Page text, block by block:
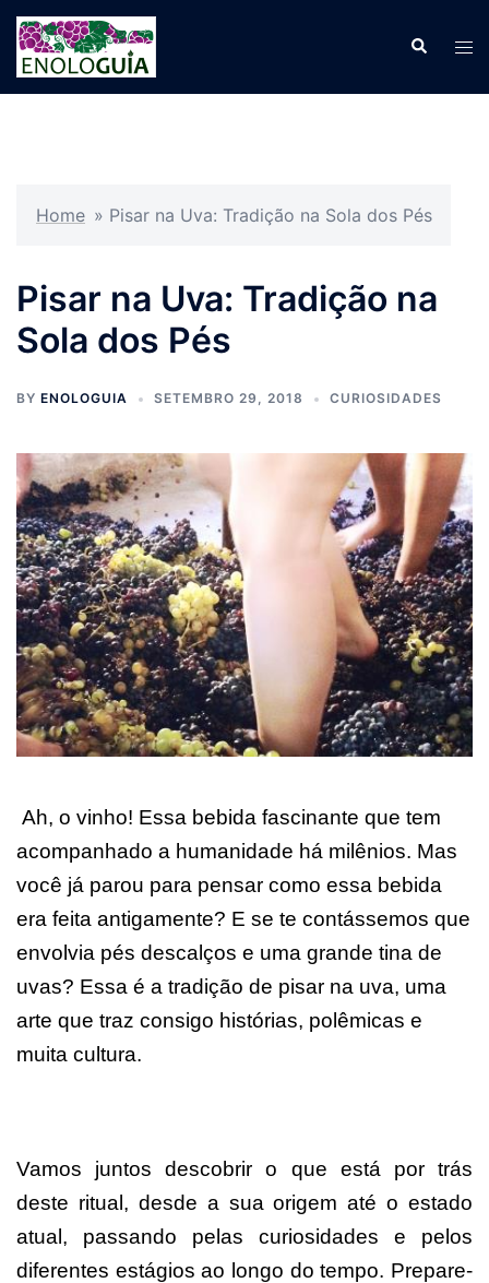
Pular
para
conteúdo
Search
Home » Pisar na Uva: Tradição na Sola dos Pés
Pisar na Uva: Tradição na
Sola dos Pés
BY ENOLOGUIA SETEMBRO 29, 2018 CURIOSIDADES
Ah, o vinho! Essa bebida fascinante que tem
acompanhado a humanidade há milênios. Mas
você já parou para pensar como essa bebida
era feita antigamente? E se te contássemos que
envolvia pés descalços e uma grande tina de
uvas? Essa é a tradição de pisar na uva, uma
arte que traz consigo histórias, polêmicas e
muita cultura.
Vamos juntos descobrir o que está por trás
deste ritual, desde a sua origem até o estado
atual, passando pelas curiosidades e pelos
diferentes estágios ao longo do tempo. Prepare-